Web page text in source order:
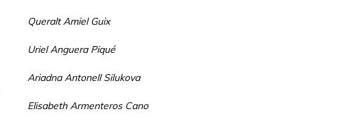
Queralt Amiel Guix
Uriel Anguera Piqué
Ariadna Antonell Silukova
Elisabeth Armenteros Cano